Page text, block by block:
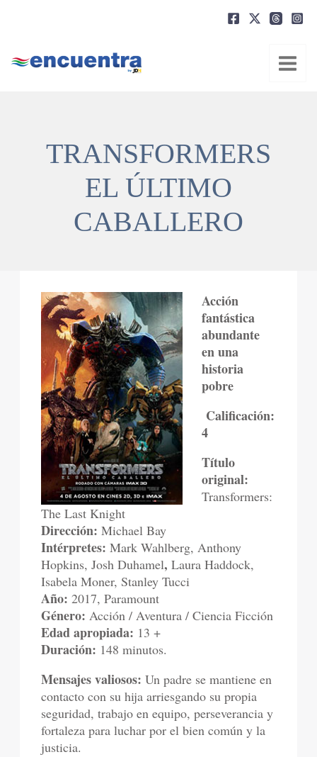
TRANSFORMERS
EL ÚLTIMO
CABALLERO
Acción
fantástica
abundante
en una
historia
pobre
Calificación:
4
Título
original:
Transformers:
The Last Knight
Dirección: Michael Bay
Intérpretes:Mark Wahlberg, Anthony
Hopkins, Josh Duhamel,Laura Haddock,
Isabela Moner, Stanley Tucci
Año: 2017, Paramount
Género: Acción / Aventura / Ciencia Ficción
Edad apropiada: 13 +
Duración: 148 minutos.
Mensajes valiosos: Un padre se mantiene en
contacto con su hija arriesgando su propia
seguridad, trabajo en equipo, perseverancia y
fortaleza para luchar por el bien común y la
justicia.